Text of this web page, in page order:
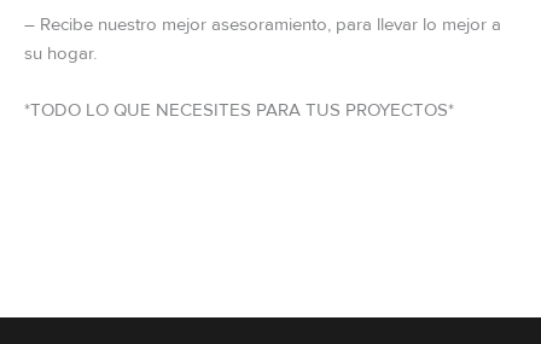
– Recibe nuestro mejor asesoramiento, para llevar lo mejor a
su hogar.
*TODO LO QUE NECESITES PARA TUS PROYECTOS*